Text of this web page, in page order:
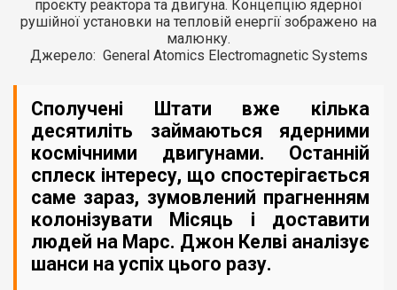
проєкту реактора та двигуна. Концепцію ядерної
рушійної установки на тепловій енергії зображено на
малюнку.
Джерело: General Atomics Electromagnetic Systems
Сполучені Штати вже кілька
десятиліть займаються ядерними
космічними двигунами. Останній
сплеск інтересу, що спостерігається
саме зараз, зумовлений прагненням
колонізувати Місяць і доставити
людей на Марс. Джон Келві аналізує
шанси на успіх цього разу.